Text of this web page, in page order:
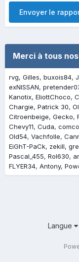
Envoyer le
Merci à tous
rvg Gilles buxois84
exNISSAN
Kanotix EliottChoco
Chargie Patrick 30
Citroenbeige Gecko
Chevy11 Cuda
Old54 Vachfolle
EiGhT-PaCk zekill
Pascal_455 Rol630
FLYER34 Antony
Langue